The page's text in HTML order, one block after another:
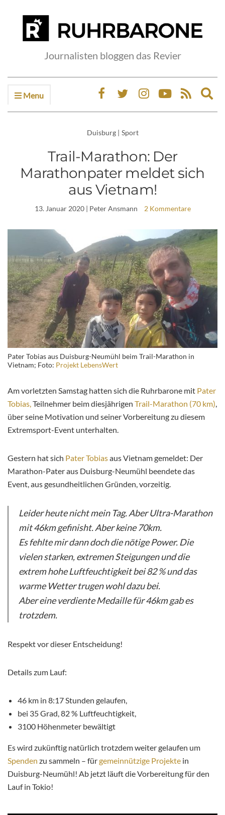
Journalisten bloggen das Revier
Menu
Duisburg | Sport
Trail-Marathon: Der
Marathonpater meldet sich
aus Vietnam!
13. Januar 2020| Peter Ansmann 2 Kommentare
Pater Tobias aus Duisburg-Neumühl beim Trail-Marathon in
Vietnam; Foto: Projekt LebensWert
Am vorletzten Samstag hatten sich die Ruhrbarone mit Pater
Tobias, Teilnehmer beim diesjährigen Trail-Marathon (70 km)
über seine Motivation und seiner Vorbereitung zu diesem
Extremsport-Event unterhalten.
Gestern hat sich Pater Tobiasaus Vietnam gemeldet: Der
Marathon-Pater aus Duisburg-Neumühl beendete das
Event, aus gesundheitlichen Gründen, vorzeitig.
Leider heute nicht mein Tag. Aber Ultra-Marathon
mit 46km gefinisht. Aber keine 70km.
Es fehlte mir dann doch die nötige Power. Die
vielen starken, extremen Steigungen und die
extrem hohe Luftfeuchtigkeit bei 82 % und das
warme Wetter trugen wohl dazu bei.
Aber eine verdiente Medaille für 46km gab es
trotzdem.
Respekt vor dieser Entscheidung!
Details zum Lauf:
46 km in 8:17 Stunden gelaufen,
bei 35 Grad, 82 % Luftfeuchtigkeit,
3100 Höhenmeter bewältigt
Es wird zukünftig natürlich trotzdem weiter gelaufen um
Spenden zu sammeln – fürgemeinnützige Projekte in
Duisburg-Neumühl! Ab jetzt läuft die Vorbereitung für den
Lauf in Tokio!